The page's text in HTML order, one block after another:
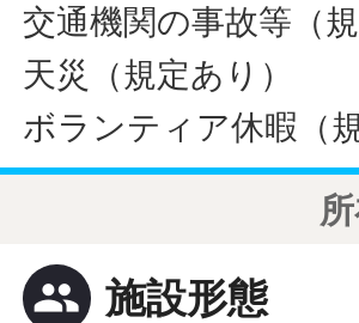
交通機関の事故等（規
天災（規定あり）
ボランティア休暇（
people 施設形態